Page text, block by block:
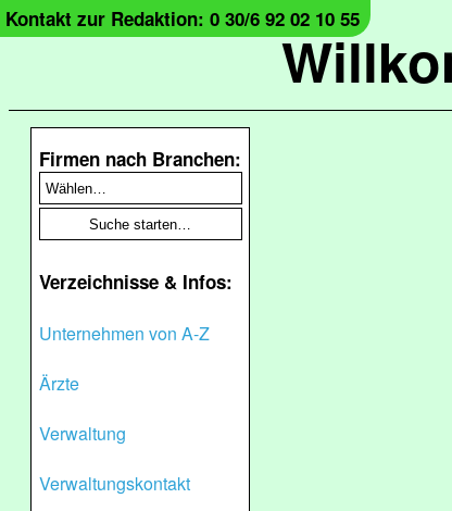
Kontakt zur Redaktion: 0 30/6 92 02 10 55
Firmen nach Branchen:
Verzeichnisse & Infos:
Unternehmen von A-Z
Ärzte
Verwaltung
Verwaltungskontakt